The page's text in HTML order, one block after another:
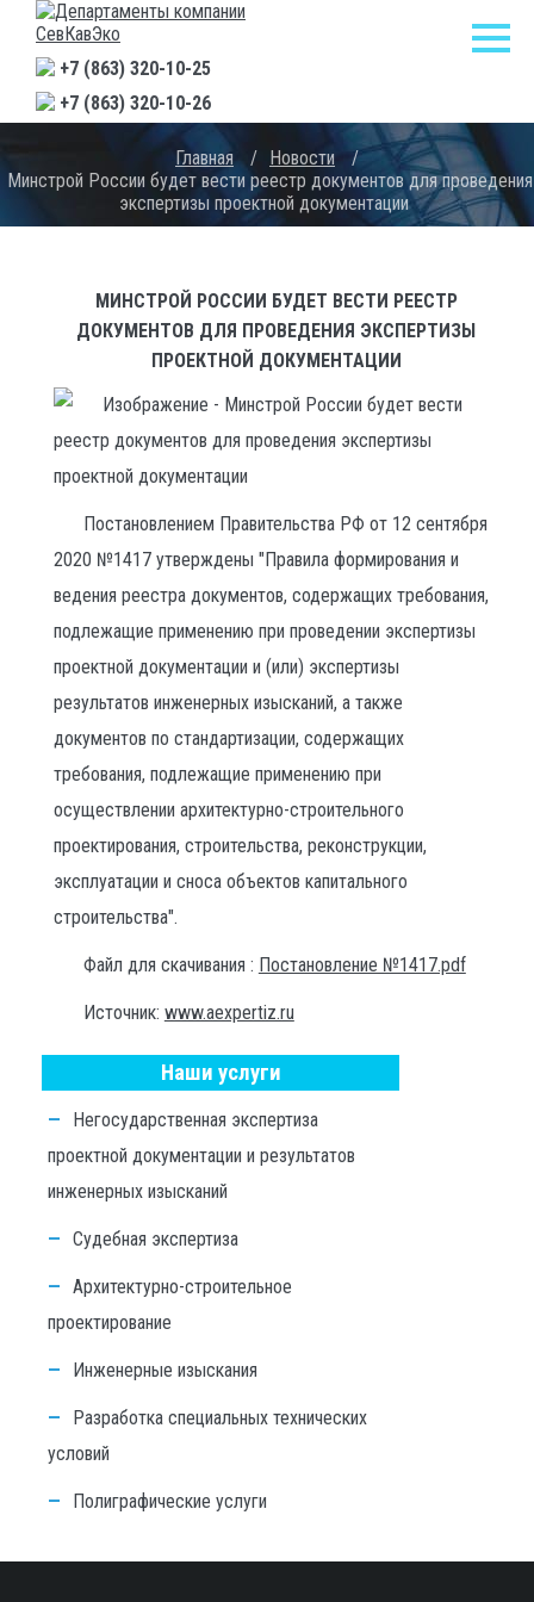
+7 (863) 320-10-25
+7 (863) 320-10-26
Главная / Новости
/
Минстрой России будет вести реестр документов для проведения
экспертизы проектной документации
МИНСТРОЙ РОССИИ БУДЕТ ВЕСТИ РЕЕСТР
ДОКУМЕНТОВ ДЛЯ ПРОВЕДЕНИЯ ЭКСПЕРТИЗЫ
ПРОЕКТНОЙ ДОКУМЕНТАЦИИ
Постановлением Правительства РФ от 12 сентября
2020 №1417 утверждены "Правила формирования и
ведения реестра документов, содержащих требования,
подлежащие применению при проведении экспертизы
проектной документации и (или) экспертизы
результатов инженерных изысканий, а также
документов по стандартизации, содержащих
требования, подлежащие применению при
осуществлении архитектурно-строительного
проектирования, строительства, реконструкции,
эксплуатации и сноса объектов капитального
строительства".
Файл для скачивания : Постановление №1417.pdf
Источник: www.aexpertiz.ru
Наши услуги
Негосударственная экспертиза
проектной документации и результатов
инженерных изысканий
Судебная экспертиза
Архитектурно-строительное
проектирование
Инженерные изыскания
Разработка специальных технических
условий
Полиграфические услуги